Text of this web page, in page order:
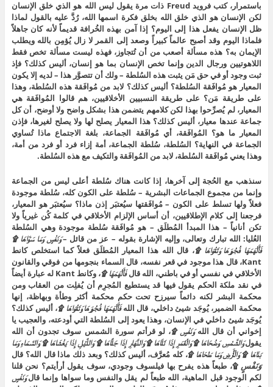
باستمرار، كتب فرويد Freud ذات مرة يقول ليس الله هو الذي خلق الإنسان
لكن الإنسان هو الذي خلق الله بخلق فكرة اسمها الله، رُدَّ عليه بالقول لماذا
ظل الإنسان يفعل هذا إلى اليوم؟ إذا آمن بهذه الخُرافة قديماً لأنه كان جاهلاً
فلماذا اليوم وقد أصبح عالماً كبيراً وصعد إلى القمر لا زال يُؤمِن بالله ويطلب
الإيمان به؟ هذه مسألة أصعب من أن تُتجاوز، فهذه ليست مسألة تخص فقط
اللاهوتيين ورجال الدين وإنما تخص الإنسان بما هو إنسان، أليس كذلك؟ فإذ
ثبت وجود أو في حق مَن يثبت هذه السُلطة – ولك أن تتصوَّر هذا – لديه إلا يكون
المعيار هو مُوافَقة السُلطة؟ أليس كذلك؟ لابد من مُوافَقة هذه السُلطة، وهذا
على طريقة مَن؟ على طريقة النسبيين الأخلاقيين، هم قالوا المُوافَقة هي
المعيار، لم يُصرِّحوا بهذا لكن كلامهم يتضمن هذا بشكل واضح ولا أوضح، أن كل
جماعة عندها معيار، أليس كذلك؟ هذا المعيار يصلح لها ولا يصلح لغيرها، فإذن
المعيار ما هو؟ المُوافَقة، أي مُوافَقة الجماعة، بلغة الاجتماع ماذا تُساوي
الجماعة في النهاية؟ السُلطة، سُلطة الجماعة، أمة إزاء فرد أو فرد من أمة،
وهذا يعني مُوافَقة السُلطة، لابد من المُوافَقة والتكيف مع هذه السُلطة.
سنذهب مع الحُجة إلى آخرها، إذا كانت هناك سُلطة أعلى ليس من الجماعة
وإنما من مجموع الجماعات البشرية – سُلطة على الكون كله، سُلطة موجودة
فعلاً ولها تسلط على الكون – مُوافَقتها سيُعتبَر إذن ماذا؟ سيُعتبَر هو المعيار،
فرجعنا إلى كلام الإطلاقيين، أن أساس الإلزام الأخلاقي في كلمة كُن غيرياً ولا
تكن أنانياً – هذا المبدأ المُطلَق – هو مُوافَقة سُلطة موجودة وهي السُلطة
العُليا: الله تبارك وتعالى، وإليه الإشارة بقوله – عز من قائل –وَنَفْسٍ وَمَا سَوَّاهَا ۩
فَأَلْهَمَهَا فُجُورَهَا وَتَقْوَاهَا ۩، قال الله هذا المعيار المُطلَق فعلاً كما استخلص كانط
Kant، قال هذا موجود في قعر نفسه، قال السماء بنجومها من فوقي والقانون
الأخلاقي في نفسي أو في باطني، الله قالفَأَلْهَمَهَا ۩
، وكانط Kant له عبارة أيضاً
في نقد ملكة الحكم يقول فيها قد يستطيع المُجرِم أن يُفلِت من العقاب ومن
محكمة البشر لكنه دائماً سيرزح تحت حكم محكمة أكثر وطأة وبهاظة، إنها
محكمة الضمير، يُوجَد شيئ داخلي، قال اللهفَأَلْهَمَهَا فُجُورَهَا وَتَقْوَاهَا ۩، أليس كذلك؟
يُوجَد شيئ داخلي في الإنسان، وهذا يعود إلى السُلطة التي أودعته، والعجيب يا
إخواني أن قال اللهوَنَفْسٍ ۩، لو قرأتم سورة الشمس سوف تجدون أن الله
يقولوَالشَّمْسِ وَضُحَاهَا ۩ وَالْقَمَرِ إِذَا تَلَاهَا ۩ وَالنَّهَارِ إِذَا جَلَّاهَا ۩ وَاللَّيْلِ إِذَا يَغْشَاهَا ۩ وَالسَّمَاءِ وَمَا
بَنَاهَا ۩ وَالْأَرْضِ وَمَا طَحَاهَا ۩،كله مُعرَّف، أليس كذلك؟ وبعد ذلك ماذا قال الله؟ قال
وَنَفْسٍ۩، طبعاً هذه يفرح بها فيلسوف وجودي، سوف يقول أرأيتم؟ نحن قلنا
لكم الوجود قبل الماهية، الله طبعاً لم يقل والنفس وما سواها وإنما قالوَنَفْسٍ